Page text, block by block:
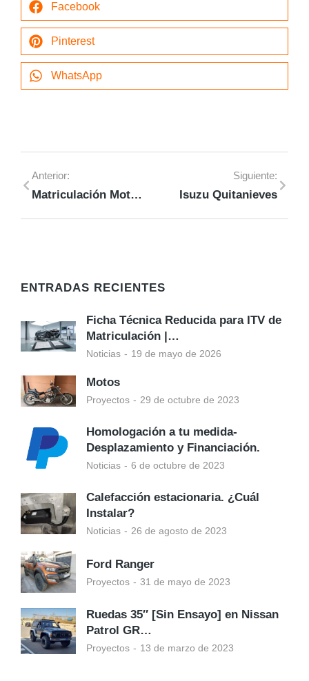
Facebook
Pinterest
WhatsApp
Anterior:
Matriculación Moto Italiana
Siguiente:
Isuzu Quitanieves
ENTRADAS RECIENTES
Ficha Técnica Reducida para ITV de
Matriculación |…
Noticias 19 de mayo de 2026
Motos
Proyectos 29 de octubre de 2023
Homologación a tu medida-
Desplazamiento y Financiación.
Noticias 6 de octubre de 2023
Calefacción estacionaria. ¿Cuál
Instalar?
Noticias 26 de agosto de 2023
Ford Ranger
Proyectos 31 de mayo de 2023
Ruedas 35″ [Sin Ensayo] en Nissan
Patrol GR…
Proyectos 13 de marzo de 2023